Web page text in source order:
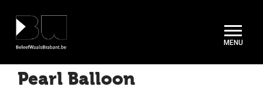
Pearl Balloon